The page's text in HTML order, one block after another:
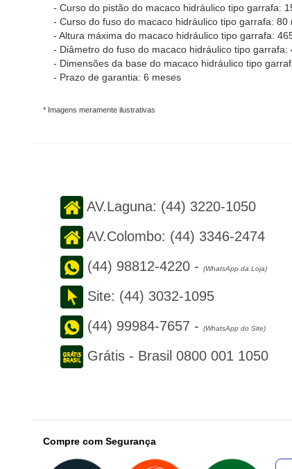
- Curso do pistão do macaco hidráulico tipo garrafa:
- Curso do fuso do macaco hidráulico tipo garrafa: 80
- Altura máxima do macaco hidráulico tipo garrafa:
- Diâmetro do fuso do macaco hidráulico tipo garrafa:
- Dimensões da base do macaco hidráulico tipo
- Prazo de garantia: 6 meses
* Imagens meramente ilustrativas
AV.Laguna: (44) 3220-1050
AV.Colombo: (44) 3346-2474
(44) 98812-4220 - (WhatsApp da Loja)
Site: (44) 3032-1095
(44) 99984-7657 - (WhatsApp do Site)
Grátis - Brasil 0800 001 1050
Compre com Segurança